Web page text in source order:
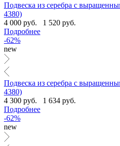
Подвеска из серебра с
4380)
4 000 руб.
1 520 руб.
Подробнее
-62%
new
Подвеска из серебра с
4380)
4 300 руб.
1 634 руб.
Подробнее
-62%
new